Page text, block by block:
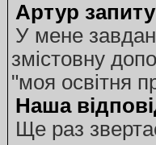
Артур
У мене
змістовну
"моя освітня
Наша
Ще раз